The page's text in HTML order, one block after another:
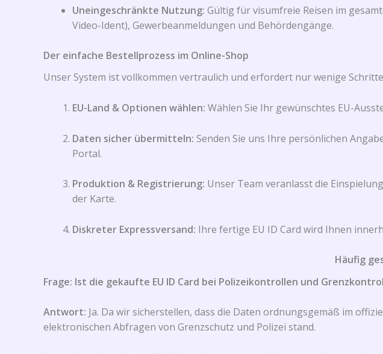
Uneingeschränkte Nutzung: Gültig für visumfreie Reisen im
Video-Ident), Gewerbeanmeldungen und Behördengänge.
Der einfache Bestellprozess im Online-Shop
Unser System ist vollkommen vertraulich und erfordert nur wenige
EU-Land & Optionen wählen: Wählen Sie Ihr gewünschtes EU-
Daten sicher übermitteln: Senden Sie uns Ihre persönlichen
Portal.
Produktion & Registrierung: Unser Team veranlasst die
der Karte.
Diskreter Expressversand: Ihre fertige EU ID Card wird Ihnen
Häufig
Frage: Ist die gekaufte EU ID Card bei Polizeikontrollen und
Antwort: Ja. Da wir sicherstellen, dass die Daten ordnungsgemäß im
elektronischen Abfragen von Grenzschutz und Polizei stand.